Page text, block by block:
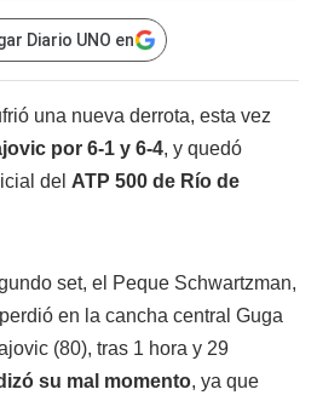
Diario UNO en
una nueva derrota, esta vez
por 6-1 y 6-4, y quedó
del ATP 500 de Río de
set, el Peque Schwartzman,
en la cancha central Guga
(80), tras 1 hora y 29
su mal momento, ya que